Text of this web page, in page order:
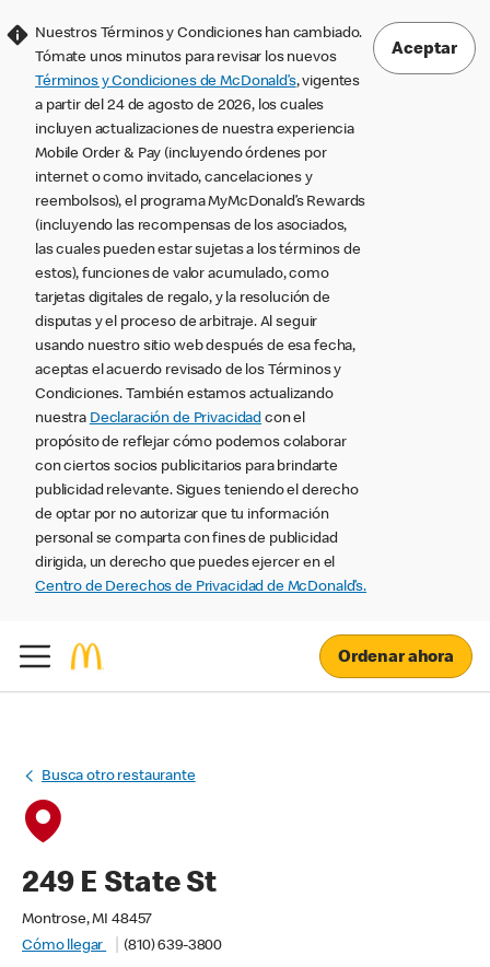
Nuestros Términos y Condiciones han cambiado.
Tómate unos minutos para revisar los nuevos
Términos y Condiciones de McDonald’s, vigentes
a partir del 24 de agosto de 2026, los cuales
incluyen actualizaciones de nuestra experiencia
Mobile Order & Pay (incluyendo órdenes por
internet o como invitado, cancelaciones y
reembolsos), el programa MyMcDonald’s Rewards
(incluyendo las recompensas de los asociados,
las cuales pueden estar sujetas a los términos de
estos), funciones de valor acumulado, como
tarjetas digitales de regalo, y la resolución de
disputas y el proceso de arbitraje. Al seguir
usando nuestro sitio web después de esa fecha,
aceptas el acuerdo revisado de los Términos y
Condiciones. También estamos actualizando
nuestra Declaración de Privacidad con el
propósito de reflejar cómo podemos colaborar
con ciertos socios publicitarios para brindarte
publicidad relevante. Sigues teniendo el derecho
de optar por no autorizar que tu información
personal se comparta con fines de publicidad
dirigida, un derecho que puedes ejercer en el
Centro de Derechos de Privacidad de McDonald’s.
Aceptar
Ordenar ahora
Busca otro restaurante
249 E State St
Montrose, MI 48457
Cómo llegar
(810) 639-3800